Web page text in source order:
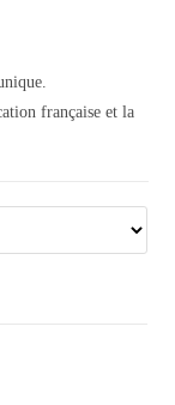
française et la